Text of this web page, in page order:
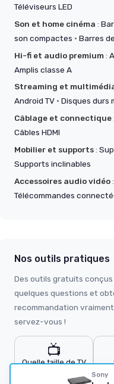
Sony
Téléviseurs LED
Son et home cinéma :
son compactes · Barres
Hi-fi et audio premium:
Amplis classe A
Streaming et
Android TV · Disques durs
Câblage et connectique:
Câbles HDMI
Mobilier et supports:
Supports inclinables
Accessoires audio vidéo
Télécommandes
Nos outils pratiques
Des outils gratuits
quelques questions et
recommandation
servez-vous !
📺
Quelle taille de TV